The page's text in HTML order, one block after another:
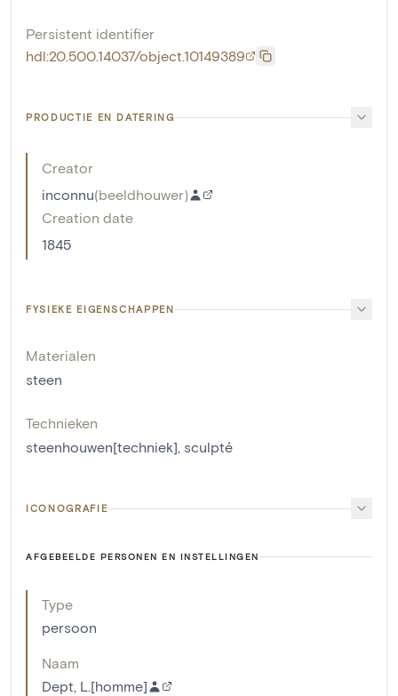
Persistent identifier
hdl:20.500.14037/object.10149389
PRODUCTIE EN DATERING
Creator
inconnu(beeldhouwer)
Creation date
1845
FYSIEKE EIGENSCHAPPEN
Materialen
steen
Technieken
steenhouwen[techniek], sculpté
ICONOGRAFIE
AFGEBEELDE PERSONEN EN INSTELLINGEN
Type
persoon
Naam
Dept, L.[homme]